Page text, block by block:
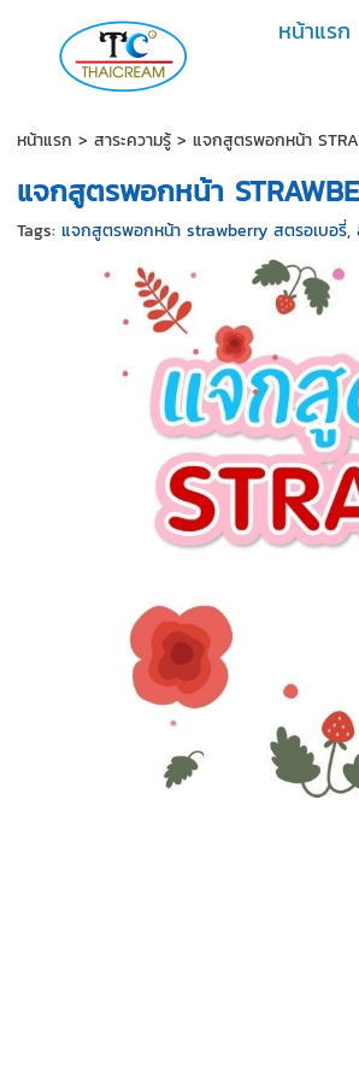
หน้าแรก
หน้าแรก > สาระความรู้> แจกสูตรพอกหน้า
แจกสูตรพอกหน้า
Tags: แจกสูตรพอกหน้า strawberry สตรอเบอรี่,